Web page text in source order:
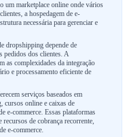
um marketplace online onde vários
a hospedagem de e-
necessária para gerenciar e
dropshipping depende de
pedidos dos clientes. A
as complexidades da integração
e processamento eficiente de
serviços baseados em
cursos online e caixas de
e-commerce. Essas plataformas
de cobrança recorrente,
e-commerce.